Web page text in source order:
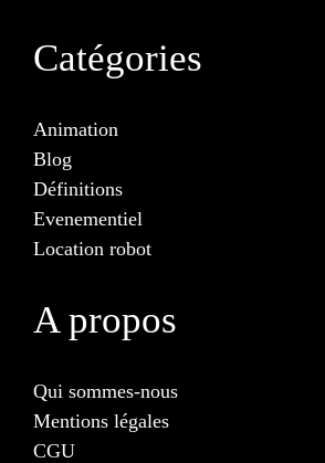
Catégories
Animation
Blog
Définitions
Evenementiel
Location robot
A propos
Qui sommes-nous
Mentions légales
CGU